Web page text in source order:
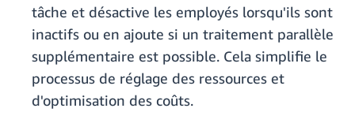
tâche et désactive les employés lorsqu'ils sont
inactifs ou en ajoute si un traitement parallèle
supplémentaire est possible. Cela simplifie le
processus de réglage des ressources et
d'optimisation des coûts.